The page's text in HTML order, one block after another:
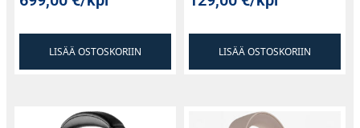
LISÄÄ OSTOSKORIIN LISÄÄ OSTOSKORIIN